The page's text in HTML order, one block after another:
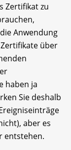
Zertifikat zu
Anwendung
über
haben ja
Sie deshalb
aber es
entstehen.